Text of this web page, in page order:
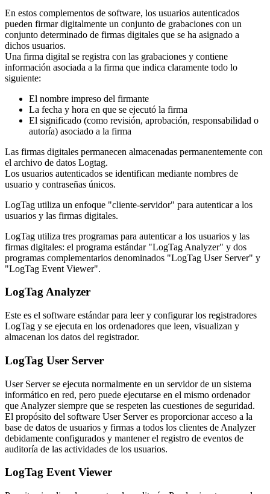
En estos complementos de software, los usuarios autenticados
pueden firmar digitalmente un conjunto de grabaciones con un
conjunto determinado de firmas digitales que se ha asignado a
dichos usuarios.
Una firma digital se registra con las grabaciones y contiene
información asociada a la firma que indica claramente todo lo
siguiente:
El nombre impreso del firmante
La fecha y hora en que se ejecutó la firma
El significado (como revisión, aprobación, responsabilidad o
autoría) asociado a la firma
Las firmas digitales permanecen almacenadas permanentemente con
el archivo de datos Logtag.
Los usuarios autenticados se identifican mediante nombres de
usuario y contraseñas únicos.
LogTag utiliza un enfoque "cliente-servidor" para autenticar a los
usuarios y las firmas digitales.
LogTag utiliza tres programas para autenticar a los usuarios y las
firmas digitales: el programa estándar "LogTag Analyzer" y dos
programas complementarios denominados "LogTag User Server" y
"LogTag Event Viewer".
LogTag Analyzer
Este es el software estándar para leer y configurar los registradores
LogTag y se ejecuta en los ordenadores que leen, visualizan y
almacenan los datos del registrador.
LogTag User Server
User Server se ejecuta normalmente en un servidor de un sistema
informático en red, pero puede ejecutarse en el mismo ordenador
que Analyzer siempre que se respeten las cuestiones de seguridad.
El propósito del software User Server es proporcionar acceso a la
base de datos de usuarios y firmas a todos los clientes de Analyzer
debidamente configurados y mantener el registro de eventos de
auditoría de las actividades de los usuarios.
LogTag Event Viewer